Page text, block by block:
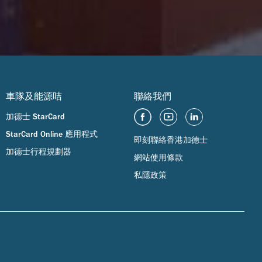
車隊及能源咭
加德士 StarCard
StarCard Online 應用程式
加德士行程規劃器
聯絡我們
即刻聯絡香港加德士
網站使用條款
私隱政策